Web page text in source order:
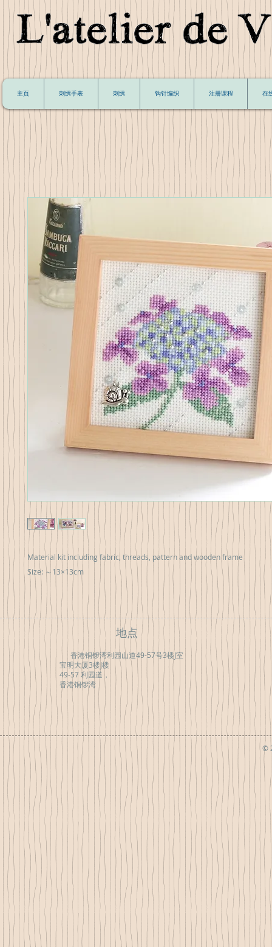
主頁 刺绣手表 刺绣 钩针编织 注册课程 在
Material kit including fabric, threads, pattern and wooden frame
Size: ～13×13cm
地点
香港铜锣湾利园山道49-57号3楼J室
宝明大厦3楼J楼
49-57 利园道，
香港铜锣湾
©